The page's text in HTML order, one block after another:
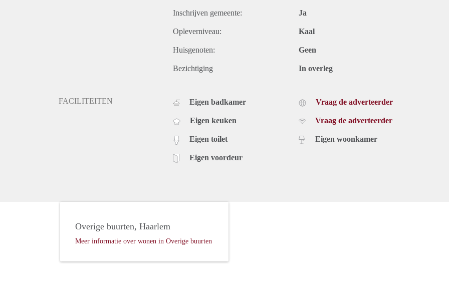
Inschrijven gemeente: Ja
Opleverniveau: Kaal
Huisgenoten: Geen
Bezichtiging In overleg
FACILITEITEN Eigen badkamer
Eigen keuken
Eigen toilet
Eigen voordeur
Vraag de adverteerder
Vraag de adverteerder
Eigen woonkamer
Overige buurten, Haarlem
Meer informatie over wonen in Overige buurten